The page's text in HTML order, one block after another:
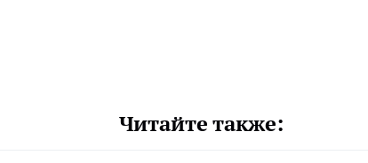
Читайте также: